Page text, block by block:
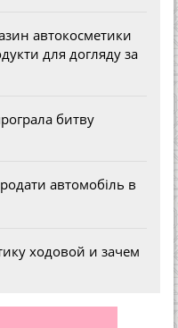
автокосметики
для догляду за
битву
автомобіль в
ходовой и зачем